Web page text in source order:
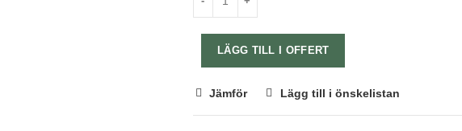
LÄGG TILL I OFFERT
Jämför Lägg till i önskelistan